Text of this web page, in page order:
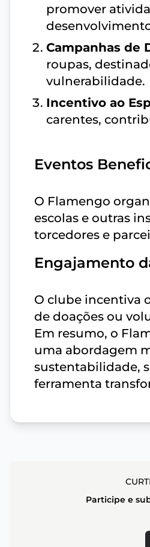
promover
Campanhas de
roupas,
vulnerabilidade.
Incentivo ao
carentes,
Eventos
O Flamengo
escolas e outras
torcedores e
Engajamento
O clube incentiva
de doações ou
Em resumo, o
uma abordagem
sustentabilidade,
ferramenta
Participe e